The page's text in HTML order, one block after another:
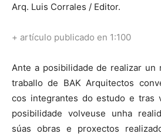
Arq. Luis Corrales / Editor.
+ artículo publicado en 1:100
Ante a posibilidade de realizar un
traballo de BAK Arquitectos
cos integrantes do estudo e tras
posibilidade volveuse unha
súas obras e proxectos